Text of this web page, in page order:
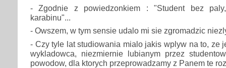
- Zgodnie z powiedzonkiem : "Student bez
karabinu"...
- Owszem, w tym sensie udalo mi sie zgromadzic
- Czy tyle lat studiowania mialo jakis wplyw na to, ze
wykladowca, niezmiernie lubianym przez
powodow, dla ktorych przeprowadzamy z Panem te